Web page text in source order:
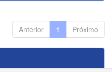
Anterior 1 Próximo